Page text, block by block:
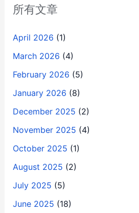
所有文章
April 2026 (1)
March 2026 (4)
February 2026 (5)
January 2026 (8)
December 2025 (2)
November 2025 (4)
October 2025 (1)
August 2025 (2)
July 2025 (5)
June 2025 (18)